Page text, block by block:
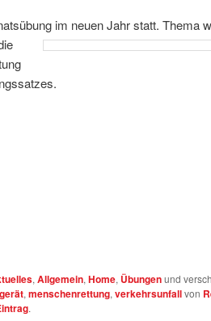
im neuen Jahr statt. Thema
, Allgemein, Home, Übungenund
, menschenrettung, verkehrsunfallvon
.